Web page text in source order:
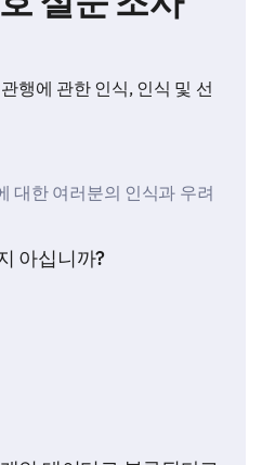
행에 관한 인식, 인식 및 선
대한 여러분의 인식과 우려
아십니까?